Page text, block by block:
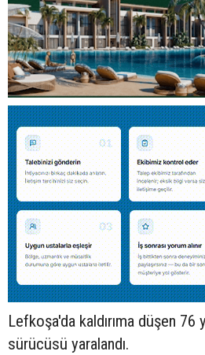
Lefkoşa'da kaldırıma düşen 76
sürücüsü yaralandı.